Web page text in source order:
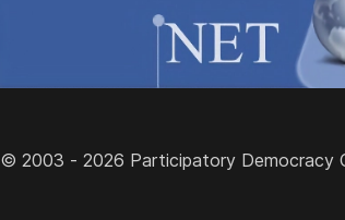
© 2003 - 2026 Participatory Democracy